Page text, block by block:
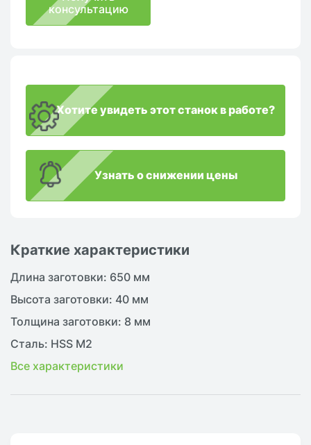
Краткие характеристики
Длина заготовки: 650 мм
Высота заготовки: 40 мм
Толщина заготовки: 8 мм
Сталь: HSS М2
Все характеристики
консультацию
Хотите увидеть этот станок в работе?
Узнать о снижении цены